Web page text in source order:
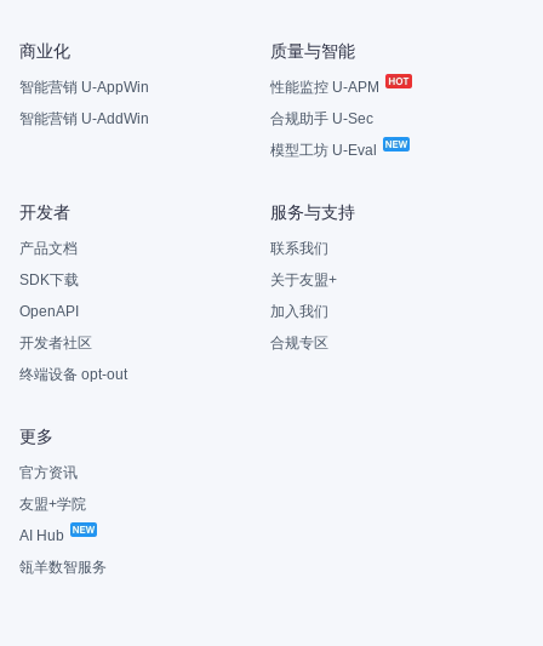
商业化
智能营销 U-AppWin
智能营销 U-AddWin
质量与智能
性能监控 U-APM
合规助手 U-Sec
模型工坊 U-Eval
开发者
产品文档
SDK下载
OpenAPI
开发者社区
终端设备 opt-out
服务与支持
联系我们
关于友盟+
加入我们
合规专区
更多
官方资讯
友盟+学院
AI Hub
瓴羊数智服务